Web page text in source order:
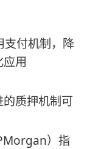
支付机制，降
用
质押机制可
）指